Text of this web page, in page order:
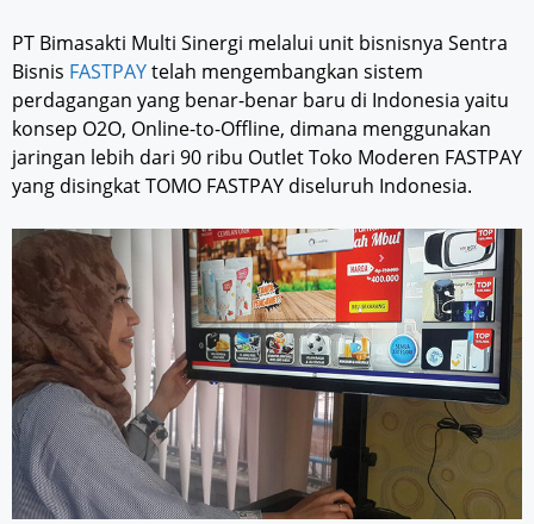
PT Bimasakti Multi Sinergi melalui unit bisnisnya Sentra
Bisnis FASTPAYtelah mengembangkan sistem
perdagangan yang benar-benar baru di Indonesia yaitu
konsep O2O, Online-to-Offline, dimana menggunakan
jaringan lebih dari 90 ribu Outlet Toko Moderen FASTPAY
yang disingkat TOMO FASTPAY diseluruh Indonesia.